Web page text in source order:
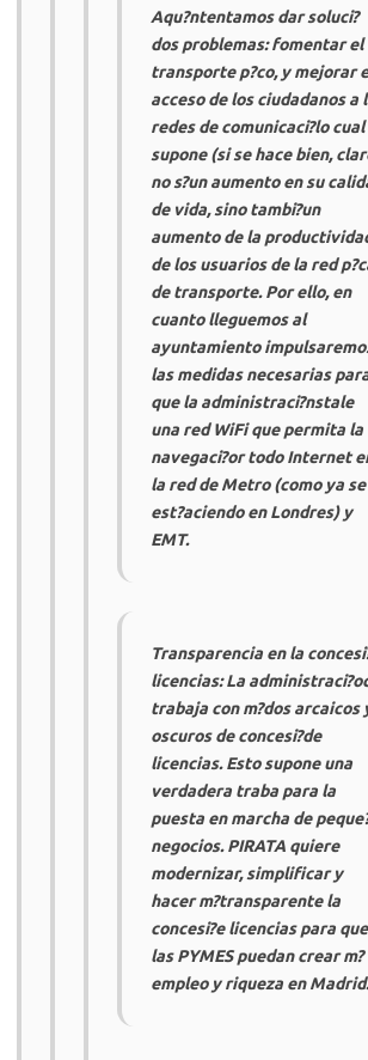
Aqu?ntentamos dar soluci?
dos problemas: fomentar el
transporte p?co, y mejorar
acceso de los ciudadanos a
redes de comunicaci?lo cual
supone (si se hace bien,
no s?un aumento en su
de vida, sino tambi?un
aumento de la
de los usuarios de la red
de transporte. Por ello, en
cuanto lleguemos al
ayuntamiento
las medidas necesarias
que la administraci?nstale
una red WiFi que permita la
navegaci?or todo Internet
la red de Metro (como ya se
est?aciendo en Londres) y
EMT.
Transparencia en la
licencias: La
trabaja con m?dos arcaicos
oscuros de concesi?de
licencias. Esto supone una
verdadera traba para la
puesta en marcha de
negocios.PIRATA quiere
modernizar, simplificar y
hacer m?transparente la
concesi?e licencias para que
lasPYMESpuedan crear m?
empleo y riqueza en Madrid.